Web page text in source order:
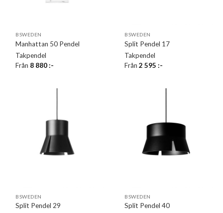
BSWEDEN
Manhattan 50 Pendel
Takpendel
Från 8 880:-
BSWEDEN
Split Pendel 17
Takpendel
Från2 595:-
BSWEDEN
Split Pendel 29
BSWEDEN
Split Pendel 40